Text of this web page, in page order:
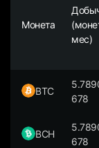
Монета
мес)
BTC
678
BCH
678